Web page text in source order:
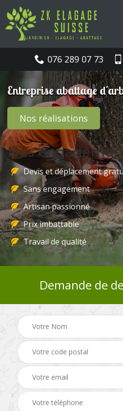
076 289 07 73
Entreprise abattage
Nos réalisations
Nos
Devis et déplacement
Sans engagement
Artisan passionné
Prix imbattable
Travail de qualité
Demande de